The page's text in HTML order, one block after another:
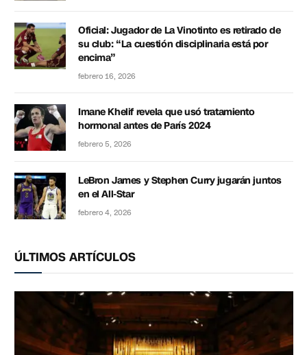
Oficial: Jugador de La Vinotinto es retirado de
su club: “La cuestión disciplinaria está por
encima”
febrero 16, 2026
Imane Khelif revela que usó tratamiento
hormonal antes de París 2024
febrero 5, 2026
LeBron James y Stephen Curry jugarán juntos
en el All-Star
febrero 4, 2026
ÚLTIMOS ARTÍCULOS